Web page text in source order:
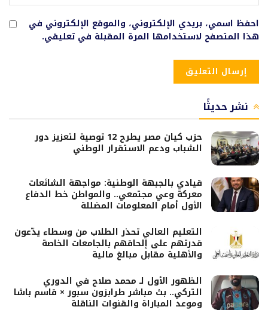
احفظ اسمي، بريدي الإلكتروني، والموقع الإلكتروني في
هذا المتصفح لاستخدامها المرة المقبلة في تعليقي.
نشر حديثًا
حزب كيان مصر يطرح 12 توصية لتعزيز دور
الشباب ودعم الاستقرار الوطني
قيادي بالجبهة الوطنية: مواجهة الشائعات
معركة وعي مجتمعي.. والمواطن خط الدفاع
الأول أمام المعلومات المضللة
التعليم العالي تحذر الطلاب من وسطاء يدّعون
قدرتهم على إلحاقهم بالجامعات الخاصة
والأهلية مقابل مبالغ مالية
الظهور الأول لـ محمد صلاح في الدوري
التركي.. بث مباشر طرابزون سبور × قاسم باشا
وموعد المباراة والقنوات الناقلة